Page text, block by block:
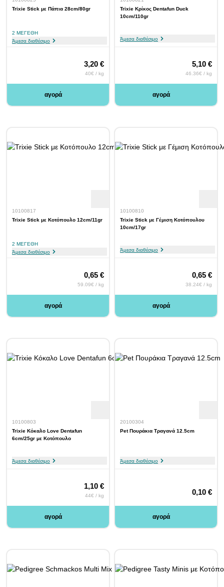
Trixie Stick με Πάπια 28cm/80gr
2 ΜΕΓΈΘΗ
Άμεσα διαθέσιμο
3,20 €
40€ / kg
αγορά
Trixie Κρίκος Dentafun Duck
10cm/110gr
Άμεσα διαθέσιμο
5,10 €
46.36€ / kg
αγορά
10100817
Trixie Stick με Κοτόπουλο 12cm/11gr
2 ΜΕΓΈΘΗ
Άμεσα διαθέσιμο
0,65 €
59.09€ / kg
αγορά
10100810
Trixie Stick με Γέμιση Κοτόπουλου
10cm/17gr
Άμεσα διαθέσιμο
0,65 €
38.24€ / kg
αγορά
10100803
Trixie Κόκαλο Love Dentafun
6cm/25gr με Κοτόπουλο
Άμεσα διαθέσιμο
1,10 €
44€ / kg
αγορά
20100304
Pet Πουράκια Τραγανά 12.5cm
Άμεσα διαθέσιμο
0,10 €
αγορά